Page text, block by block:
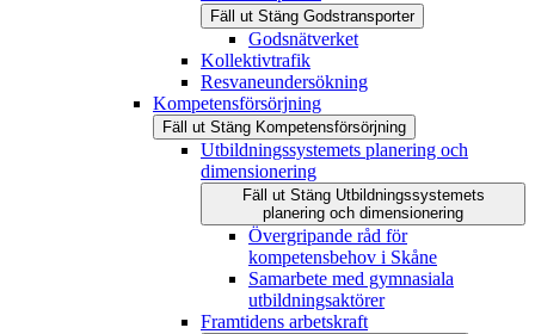
Fäll ut Stäng Godstransporter
Godsnätverket
Kollektivtrafik
Resvaneundersökning
Kompetensförsörjning
Fäll ut Stäng Kompetensförsörjning
Utbildningssystemets planering och
dimensionering
Fäll ut Stäng Utbildningssystemets
planering och dimensionering
Övergripande råd för
kompetensbehov i Skåne
Samarbete med gymnasiala
utbildningsaktörer
Framtidens arbetskraft